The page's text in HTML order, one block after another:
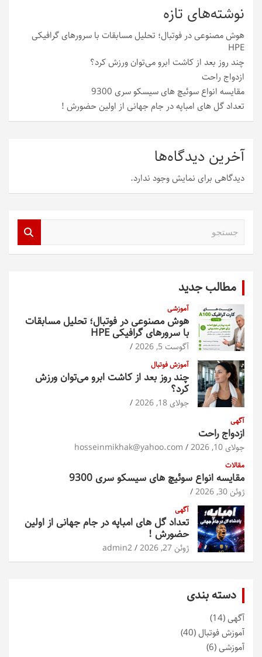
نوشته‌های تازه
هوش مصنوعی در فوتبال؛ تحلیل مسابقات با سرورهای گرافیکی
HPE
چند روز بعد از کاشت ابرو می‌توان ورزش کرد؟
ازدواج راحت
مقایسه انواع سوئیچ های سیسکو سری 9300
تعداد گل های امباپه در جام جهانی از اولین حضورش !
آخرین دیدگاه‌ها
دیدگاهی برای نمایش وجود ندارد.
مطالب جدید
آموزشی
هوش مصنوعی در فوتبال؛ تحلیل مسابقات
با سرورهای گرافیکی HPE
آگوست 5, 2026
آموزش فوتبال
چند روز بعد از کاشت ابرو می‌توان ورزش
کرد؟
جولای 18, 2026
آگهی
ازدواج راحت
جولای 10, 2026 hosseinmikhak@yahoo.com
مقالات
مقایسه انواع سوئیچ های سیسکو سری 9300
ژوئن 30, 2026
آگهی
تعداد گل های امباپه در جام جهانی از اولین
حضورش !
ژوئن 27, 2026 admin2
دسته بندی
آگهی(14)
آموزش فوتبال(40)
آموزشی(6)